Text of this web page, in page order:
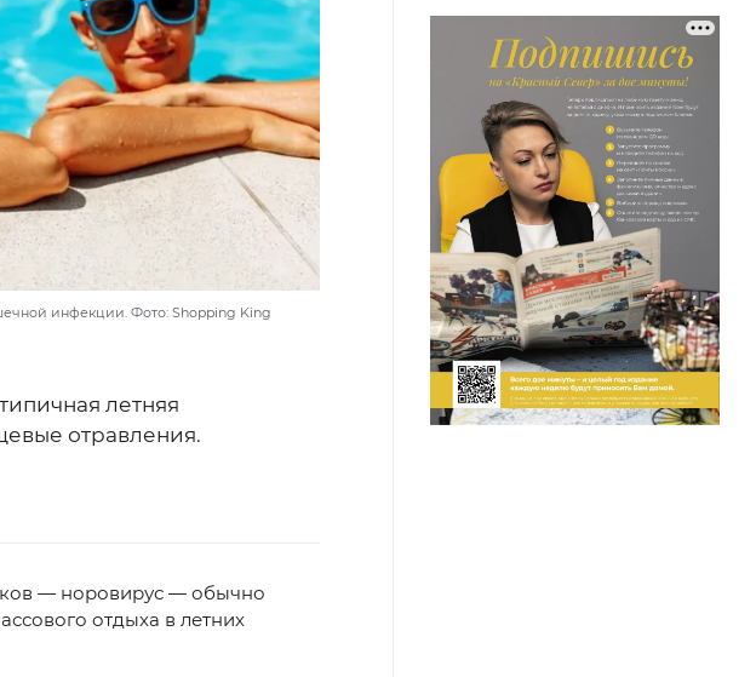
инфекции. Фото: Shopping King
летняя
отравления.
— норовирус — обычно
отдыха в летних